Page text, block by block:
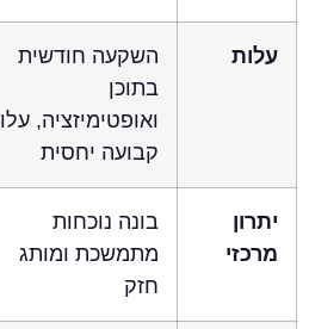
עלות
השקעה חודשית
בתוכן
ואופטימיזציה, עלות
קבועה יחסית
יתרון
מרכזי
בונה נוכחות
מתמשכת ומותג
חזק